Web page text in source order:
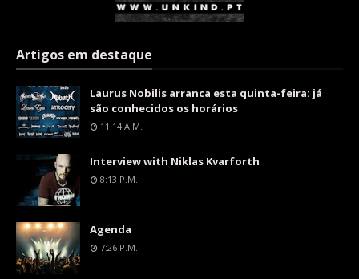
Artigos em destaque
Laurus Nobilis arranca esta quinta-feira: já
são conhecidos os horários
11:14 A.m.
Interview with Niklas Kvarforth
8:13 P.m.
Agenda
7:26 P.m.